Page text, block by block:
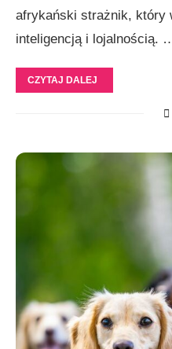
afrykański strażnik, który
inteligencją i lojalnością.
CZYTAJ DALEJ